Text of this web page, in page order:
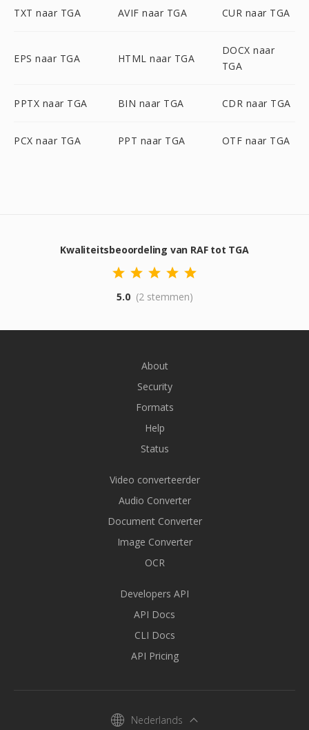
TXT naar TGA AVIF naar TGA CUR naar TGA
EPS naar TGA HTML naar TGA
DOCX naar
TGA
PPTX naar TGA BIN naar TGA CDR naar TGA
PCX naar TGA PPT naar TGA OTF naar TGA
Kwaliteitsbeoordeling van RAF tot TGA
5.0 (2 stemmen)
About
Security
Formats
Help
Status
Video converteerder
Audio Converter
Document Converter
Image Converter
OCR
Developers API
API Docs
CLI Docs
API Pricing
Nederlands